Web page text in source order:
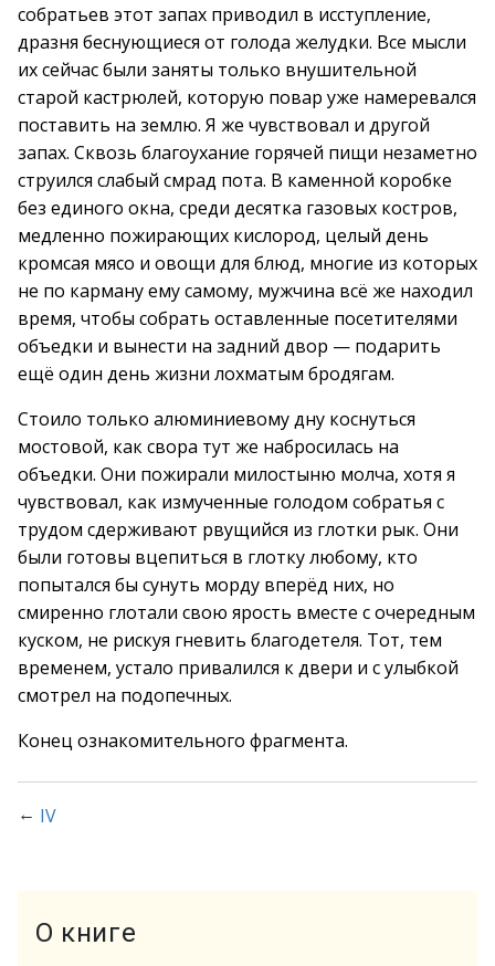
собратьев этот запах приводил в исступление,
дразня беснующиеся от голода желудки. Все мысли
их сейчас были заняты только внушительной
старой кастрюлей, которую повар уже намеревался
поставить на землю. Я же чувствовал и другой
запах. Сквозь благоухание горячей пищи незаметно
струился слабый смрад пота. В каменной коробке
без единого окна, среди десятка газовых костров,
медленно пожирающих кислород, целый день
кромсая мясо и овощи для блюд, многие из которых
не по карману ему самому, мужчина всё же находил
время, чтобы собрать оставленные посетителями
объедки и вынести на задний двор — подарить
ещё один день жизни лохматым бродягам.
Стоило только алюминиевому дну коснуться
мостовой, как свора тут же набросилась на
объедки. Они пожирали милостыню молча, хотя я
чувствовал, как измученные голодом собратья с
трудом сдерживают рвущийся из глотки рык. Они
были готовы вцепиться в глотку любому, кто
попытался бы сунуть морду вперёд них, но
смиренно глотали свою ярость вместе с очередным
куском, не рискуя гневить благодетеля. Тот, тем
временем, устало привалился к двери и с улыбкой
смотрел на подопечных.
Конец ознакомительного фрагмента.
← IV
О книге